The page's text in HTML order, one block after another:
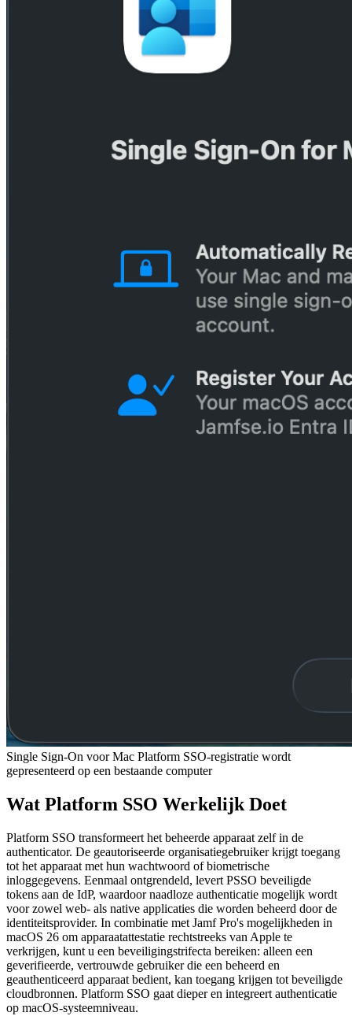
Single Sign-On voor Mac Platform SSO-registratie wordt
gepresenteerd op een bestaande computer
Wat Platform SSO Werkelijk Doet
Platform SSO transformeert het beheerde apparaat zelf in de
authenticator. De geautoriseerde organisatiegebruiker krijgt toegang
tot het apparaat met hun wachtwoord of biometrische
inloggegevens. Eenmaal ontgrendeld, levert PSSO beveiligde
tokens aan de IdP, waardoor naadloze authenticatie mogelijk wordt
voor zowel web- als native applicaties die worden beheerd door de
identiteitsprovider. In combinatie met Jamf Pro's mogelijkheden in
macOS 26 om apparaatattestatie rechtstreeks van Apple te
verkrijgen, kunt u een beveiligingstrifecta bereiken: alleen een
geverifieerde, vertrouwde gebruiker die een beheerd en
geauthenticeerd apparaat bedient, kan toegang krijgen tot beveiligde
cloudbronnen. Platform SSO gaat dieper en integreert authenticatie
op macOS-systeemniveau.